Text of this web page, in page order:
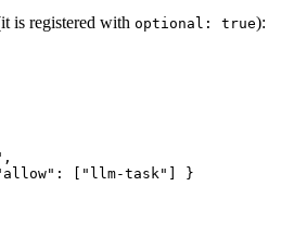
is registered with optional: true):
,
: [ "llm-task" ] }